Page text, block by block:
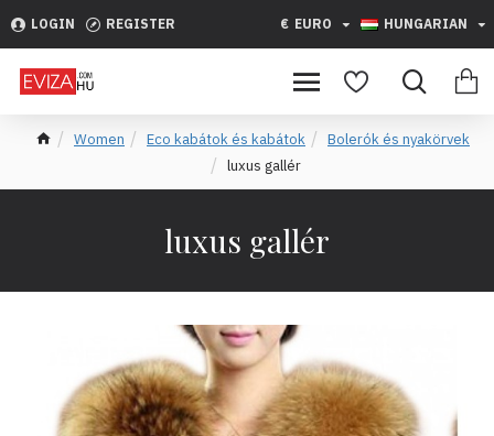
LOGIN REGISTER € EURO HUNGARIAN
Women Eco kabátok és kabátok
Bolerók és nyakörvek
luxus gallér
luxus gallér